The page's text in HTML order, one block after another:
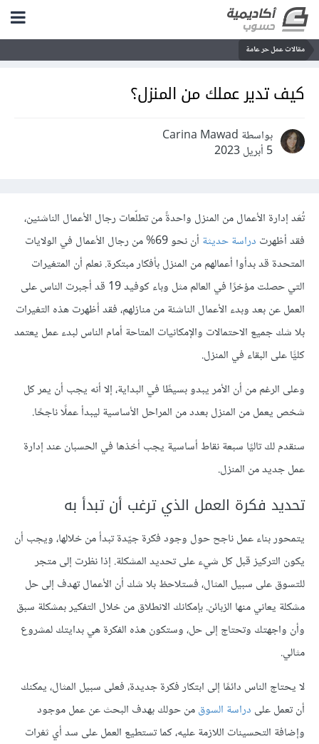
مقالات عمل حر عامة
كيف تدير عملك من المنزل؟
بواسطة Carina Mawad
5 أبريل 2023
تُعَد إدارة الأعمال من المنزل واحدةً من تطلّعات رجال الأعمال الناشئين،
فقد أظهرت دراسة حديثة
أن نحو 69% من رجال الأعمال في الولايات
المتحدة قد بدأوا أعمالهم من المنزل بأفكار مبتكرة. نعلم أن المتغيرات
التي حصلت مؤخرًا في العالم مثل وباء كوفيد 19 قد أجبرت الناس على
العمل عن بعدوبدء الأعمال الناشئة من منازلهم، فقد أظهرت هذه التغيرات
بلا شك جميع الاحتمالات والإمكانيات المتاحة أمام الناس لبدء عمل يعتمد
كليًّا على البقاء في المنزل.
وعلى الرغم من أن الأمر يبدو بسيطًا في البداية، إلا أنه يجب أن يمر كل
شخص يعمل من المنزل بعدد من المراحل الأساسية ليبدأ عملًا ناجحًا.
سنقدم لك تاليًا سبعة نقاط أساسية يجب أخذها في الحسبان عند إدارة
عمل جديد من المنزل.
تحديد فكرة العمل الذي ترغب أن تبدأ به
يتمحور بناء عمل ناجح حول وجود فكرة جيّدة تبدأ من خلالها، ويجب أن
يكون التركيز قبل كل شيء على تحديد المشكلة. إذا نظرت إلى متجر
للتسوق على سبيل المثال، فستلاحظ بلا شك أن الأعمال تهدف إلى حل
مشكلة يعاني منها الزبائن. بإمكانك الانطلاق من خلال التفكير بمشكلة سبق
وأن واجهتك وتحتاج إلى حل، وستكون هذه الفكرة هي بدايتك لمشروع
مثالي.
لا يحتاج الناس دائمًا إلى ابتكار فكرة جديدة، فعلى سبيل المثال، يمكنك
أن تعمل على دراسة السوقمن حولك بهدف البحث عن عمل موجود
وإضافة التحسينات اللازمة عليه، كما تستطيع العمل على سد أي ثغرات